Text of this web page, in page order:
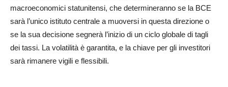
macroeconomici statunitensi, che determineranno se la BCE
sarà l’unico istituto centrale a muoversi in questa direzione o
se la sua decisione segnerà l’inizio di un ciclo globale di tagli
dei tassi. La volatilità è garantita, e la chiave per gli investitori
sarà rimanere vigili e flessibili.